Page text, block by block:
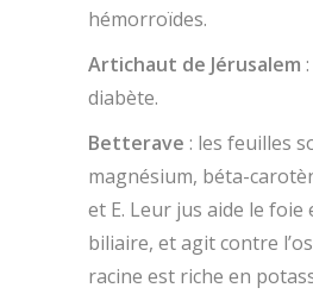
hémorroïdes.
Artichaut de Jérusalem
diabète.
Betterave : les feuilles
magnésium, béta-
et E. Leur jus aide le foie
biliaire, et agit contre
racine est riche en